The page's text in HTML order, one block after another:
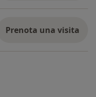
Prenota una visita